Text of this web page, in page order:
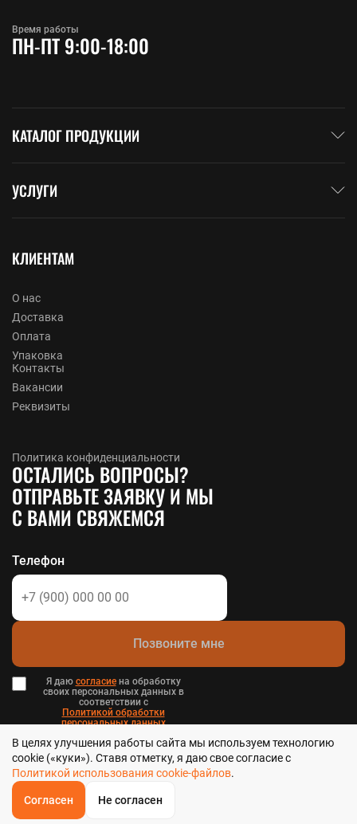
ОБРАТНЫЙЗВОНОК
Время работы
ПН-ПТ 9:00-18:00
КАТАЛОГ ПРОДУКЦИИ
УСЛУГИ
КЛИЕНТАМ
О нас
Доставка
Оплата
Упаковка
Контакты
Вакансии
Реквизиты
Политика конфиденциальности
ОСТАЛИСЬ ВОПРОСЫ?
ОТПРАВЬТЕ ЗАЯВКУ И МЫ
С ВАМИ СВЯЖЕМСЯ
Телефон
Позвоните мне
Я даю согласиена обработку
своих персональных данных в
соответствии с
Политикой обработки
персональных данных
Пользовательским соглашением .
Стальтека - библиотека стальных решений в Хабаровске, 2026
Главная
В целях улучшения работы сайта мы используем технологию
cookie («куки»). Ставя отметку, я даю свое согласие с
Политикой использования cookie-файлов.
Согласен Не согласен